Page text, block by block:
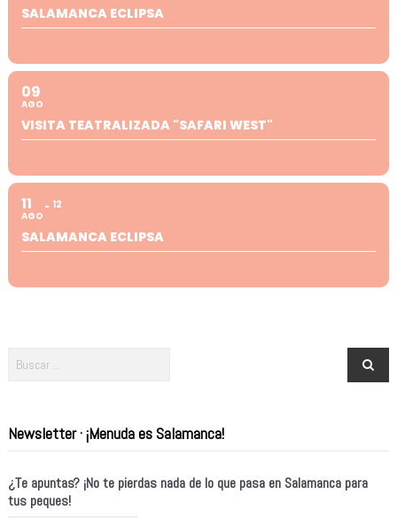
SALAMANCA ECLIPSA
09
AGO
VISITA TEATRALIZADA "SAFARI WEST"
11
AGO
12
SALAMANCA ECLIPSA
Newsletter · ¡Menuda es Salamanca!
¿Te apuntas? ¡No te pierdas nada de lo que pasa en Salamanca para
tus peques!